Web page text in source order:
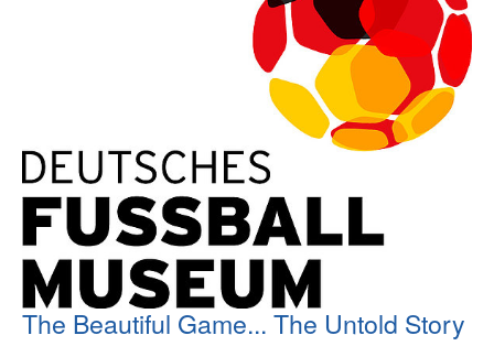
The Beautiful Game... The Untold Story